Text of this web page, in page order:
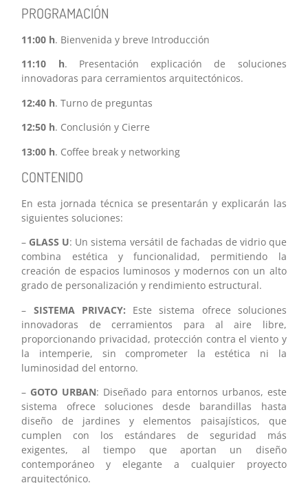
PROGRAMACIÓN
11:00 h. Bienvenida y breve Introducción
11:10 h. Presentación explicación de soluciones
innovadoras para cerramientos arquitectónicos.
12:40 h. Turno de preguntas
12:50 h. Conclusión y Cierre
13:00 h. Coffee break y networking
CONTENIDO
En esta jornada técnica se presentarán y explicarán las
siguientes soluciones:
– GLASS U: Un sistema versátil de fachadas de vidrio que
combina estética y funcionalidad, permitiendo la
creación de espacios luminosos y modernos con un alto
grado de personalización y rendimiento estructural.
– SISTEMA PRIVACY: Este sistema ofrece soluciones
innovadoras de cerramientos para al aire libre,
proporcionando privacidad, protección contra el viento y
la intemperie, sin comprometer la estética ni la
luminosidad del entorno.
– GOTO URBAN: Diseñado para entornos urbanos, este
sistema ofrece soluciones desde barandillas hasta
diseño de jardines y elementos paisajísticos, que
cumplen con los estándares de seguridad más
exigentes, al tiempo que aportan un diseño
contemporáneo y elegante a cualquier proyecto
arquitectónico.